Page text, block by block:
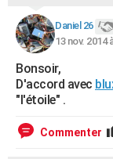
Daniel 26
13 nov. 2014
Bonsoir,
D'accord avec
"l'étoile" .
Commenter